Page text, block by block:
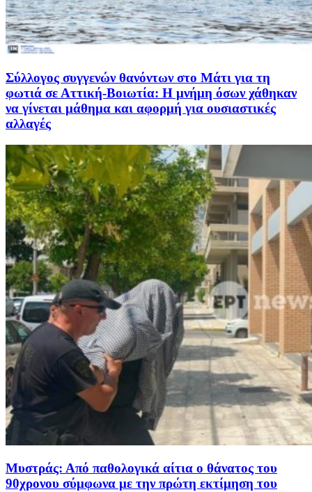
Σύλλογος συγγενών θανόντων στο Μάτι για τη
φωτιά σε Αττική-Βοιωτία: Η μνήμη όσων χάθηκαν
να γίνεται μάθημα και αφορμή για ουσιαστικές
αλλαγές
Μυστράς: Από παθολογικά αίτια ο θάνατος του
90χρονου σύμφωνα με την πρώτη εκτίμηση του